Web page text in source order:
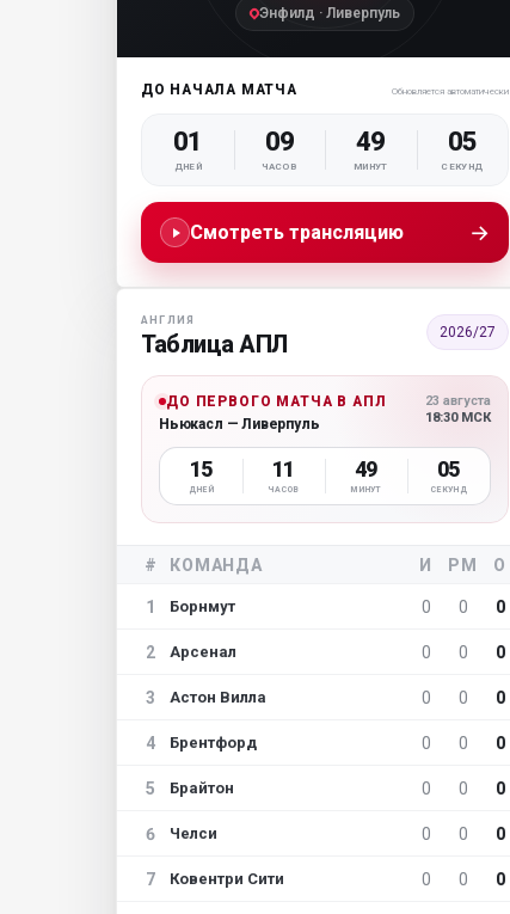
Энфилд · Ливерпуль
ДО НАЧАЛА МАТЧА Обновляется автоматически
01
ДНЕЙ
09
ЧАСОВ
49
МИНУТ
04
СЕКУНД
Смотреть трансляцию →
АНГЛИЯ
Таблица АПЛ 2026/27
ДО ПЕРВОГО МАТЧА В АПЛ
Ньюкасл — Ливерпуль
23 августа
18:30 МСК
15
ДНЕЙ
11
ЧАСОВ
49
МИНУТ
04
СЕКУНД
# КОМАНДА И РМ О
1 Борнмут 0 0 0
2 Арсенал 0 0 0
3 Астон Вилла 0 0 0
4 Брентфорд 0 0 0
5 Брайтон 0 0 0
6 Челси 0 0 0
7 Ковентри Сити 0 0 0